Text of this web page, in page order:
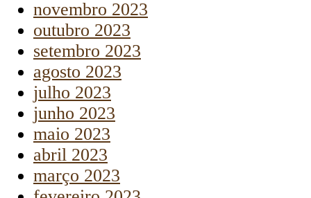
novembro 2023
outubro 2023
setembro 2023
agosto 2023
julho 2023
junho 2023
maio 2023
abril 2023
março 2023